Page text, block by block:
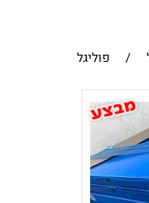
/ פוליגל